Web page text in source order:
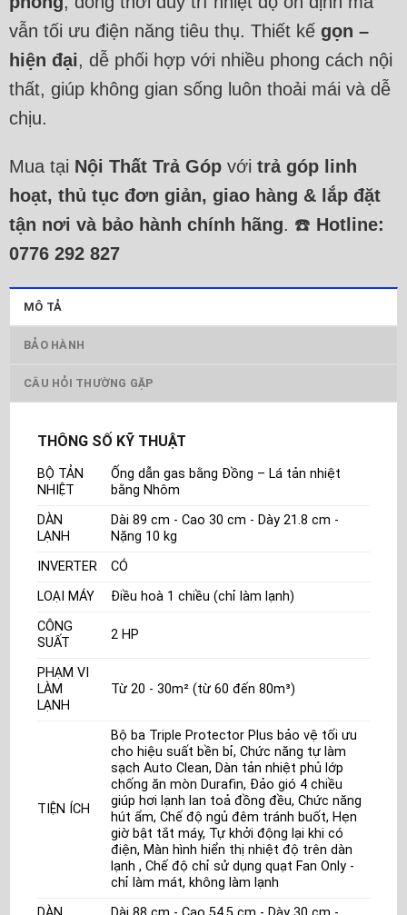
vẫn tối ưu điện năng tiêu thụ. Thiết kế gọn –
hiện đại, dễ phối hợp với nhiều phong cách nội
thất, giúp không gian sống luôn thoải mái và dễ
chịu.
Mua tại Nội Thất Trả Góp với trả góp linh
hoạt, thủ tục đơn giản, giao hàng & lắp đặt
tận nơi và bảo hành chính hãng. ☎️ Hotline:
0776 292 827
MÔ TẢ
BẢO HÀNH
CÂU HỎI THƯỜNG GẶP
THÔNG SỐ KỸ THUẬT
BỘ TẢN
NHIỆT
Ống dẫn gas bằng Đồng – Lá tản nhiệt
bằng Nhôm
DÀN
LẠNH
Dài 89 cm - Cao 30 cm - Dày 21.8 cm -
Nặng 10 kg
INVERTER
CÓ
LOẠI MÁY
Điều hoà 1 chiều (chỉ làm lạnh)
CÔNG
SUẤT
2 HP
PHẠM VI
LÀM
LẠNH
Từ 20 - 30m² (từ 60 đến 80m³)
TIỆN ÍCH
Bộ ba Triple Protector Plus bảo vệ tối ưu
cho hiệu suất bền bỉ, Chức năng tự làm
sạch Auto Clean, Dàn tản nhiệt phủ lớp
chống ăn mòn Durafin, Đảo gió 4 chiều
giúp hơi lạnh lan toả đồng đều, Chức năng
hút ẩm, Chế độ ngủ đêm tránh buốt, Hẹn
giờ bật tắt máy, Tự khởi động lại khi có
điện, Màn hình hiển thị nhiệt độ trên dàn
lạnh , Chế độ chỉ sử dụng quạt Fan Only -
chỉ làm mát, không làm lạnh